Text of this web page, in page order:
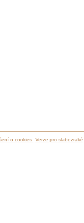
o cookies Verze pro slabozraké